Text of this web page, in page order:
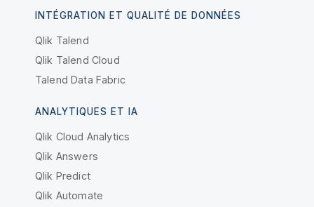
INTÉGRATION ET QUALITÉ DE DONNÉES
Qlik Talend
Qlik Talend Cloud
Talend Data Fabric
ANALYTIQUES ET IA
Qlik Cloud Analytics
Qlik Answers
Qlik Predict
Qlik Automate